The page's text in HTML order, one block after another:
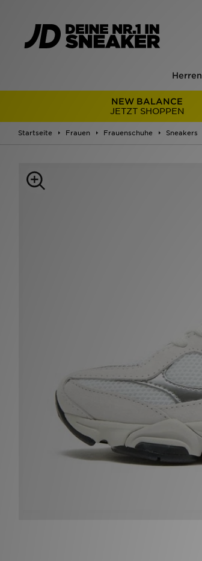
Herren
NEW BALANCE
JETZT SHOPPEN
Startseite Frauen Frauenschuhe Sneakers